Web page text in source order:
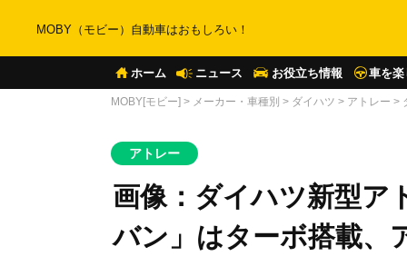
MOBY（モビー）自動車はおもしろい！
ホーム ニュース お役立ち情報 車を楽
MOBY[モビー] > メーカー・車種別 > ダイハツ > アトレー >
アトレー
画像：ダイハツ新型ア
バン」はターボ搭載、